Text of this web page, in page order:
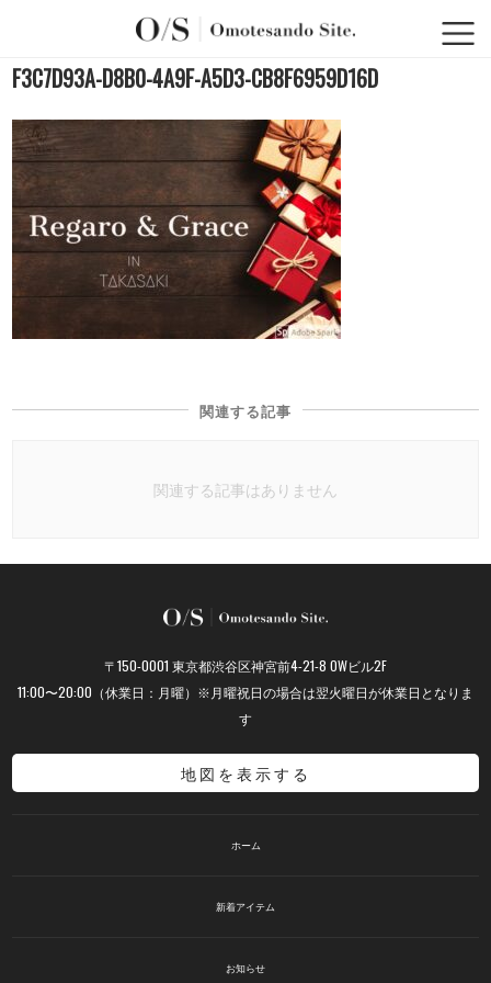
F3C7D93A-D8B0-4A9F-A5D3-CB8F6959D16D
関連する記事
関連する記事はありません
〒150-0001 東京都渋谷区神宮前4-21-8 OWビル2F
11:00〜20:00（休業日：月曜）※月曜祝日の場合は翌火曜日が休業日となりま
す
地図を表示する
ホーム
新着アイテム
お知らせ